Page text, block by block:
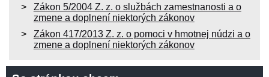
Zákon 5/2004 Z. z. o službách zamestnanosti a o
zmene a doplnení niektorých zákonov
Zákon 417/2013 Z. z. o pomoci v hmotnej núdzi a o
zmene a doplnení niektorých zákonov